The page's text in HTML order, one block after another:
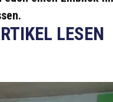
LESEN